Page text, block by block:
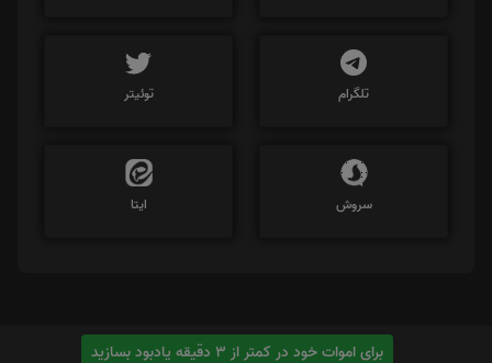
تلگرام توئیتر
سروش ایتا
برای اموات خود در کمتر از 3 دقیقه یادبود بسازید